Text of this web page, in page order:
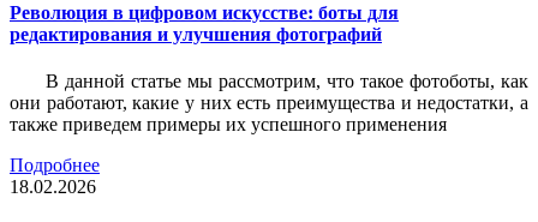
Революция в цифровом искусстве: боты для
редактирования и улучшения фотографий
В данной статье мы рассмотрим, что такое фотоботы, как
они работают, какие у них есть преимущества и недостатки, а
также приведем примеры их успешного применения
Подробнее
18.02.2026